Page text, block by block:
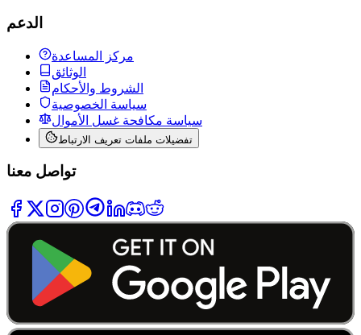
الدعم
مركز المساعدة
الوثائق
الشروط والأحكام
سياسة الخصوصية
سياسة مكافحة غسل الأموال
تفضيلات ملفات تعريف الارتباط
تواصل معنا